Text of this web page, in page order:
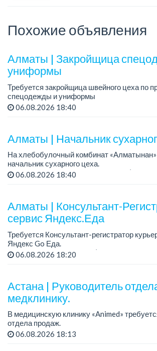
Похожие объявления
Алматы | Закройщица
униформы
Требуется закройщица швейного цеха по
спецодежды и униформы
Рабочий день с 9:00 до 18:00
06.08.2026 18:40
Алматы | Начальник
На хлебобулочный комбинат «Алматынан»
начальник сухарного цеха.
Зарплата: от 300 000 тенге на руки
Требования: оп...
06.08.2026 18:40
Алматы | Консультант-
сервис Яндекс.Еда
Требуется Консультант-регистратор
Яндекс Go Еда.
Условия: работа в офисе (Абылай хана -
06.08.2026 18:20
Астана | Руководитель
медклинику.
В медицинскую клинику «Animed»
отдела продаж.
Зарплата: от 1 200 000 тенге в месяц.
06.08.2026 18:13